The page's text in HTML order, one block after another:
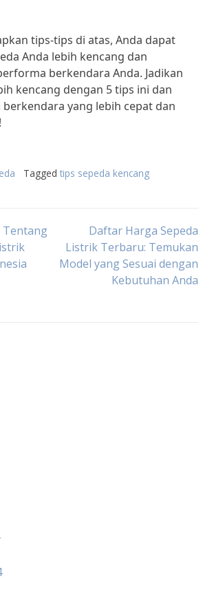
tips-tips di atas, Anda dapat
Anda lebih kencang dan
berkendara Anda. Jadikan
kencang dengan 5 tips ini dan
berkendara yang lebih cepat dan
Tagged tips sepeda kencang
Tentang
Daftar Harga Sepeda
Listrik Terbaru: Temukan
Model yang Sesuai dengan
Kebutuhan Anda